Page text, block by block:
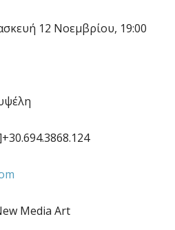
12 Νοεμβρίου, 19:00
Media Art